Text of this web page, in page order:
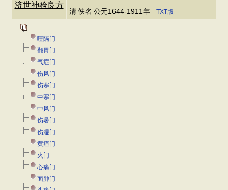
济世神验良方
清 佚名 公元1644-1911年 TXT版
噎隔门
翻胃门
气症门
伤风门
伤寒门
中寒门
中风门
伤暑门
伤湿门
黄疸门
火门
心痛门
面肿门